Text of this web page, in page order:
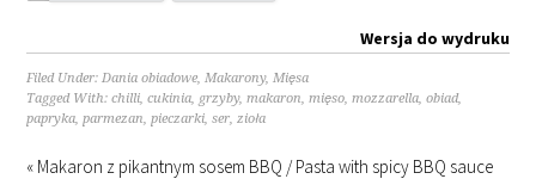
Wersja do wydruku
Filed Under:Dania obiadowe,Makarony,Mięsa
Tagged With:chilli,cukinia, grzyby,makaron,mięso,mozzarella,obiad,
papryka,parmezan,pieczarki,ser,zioła
« Makaron z pikantnym sosem BBQ / Pasta with spicy BBQ sauce